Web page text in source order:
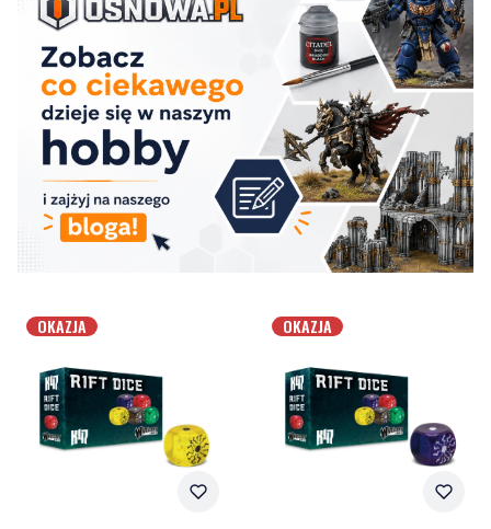
OKAZJA OKAZJA